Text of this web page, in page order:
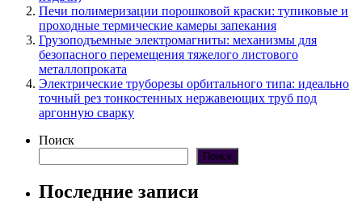
Печи полимеризации порошковой краски: тупиковые и
проходные термические камеры запекания
Грузоподъемные электромагниты: механизмы для
безопасного перемещения тяжелого листового
металлопроката
Электрические труборезы орбитального типа: идеально
точный рез тонкостенных нержавеющих труб под
аргонную сварку
Поиск
Поиск
Последние записи